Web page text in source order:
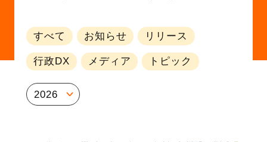
すべて お知らせ リリース
行政DX メディア トピック
2026